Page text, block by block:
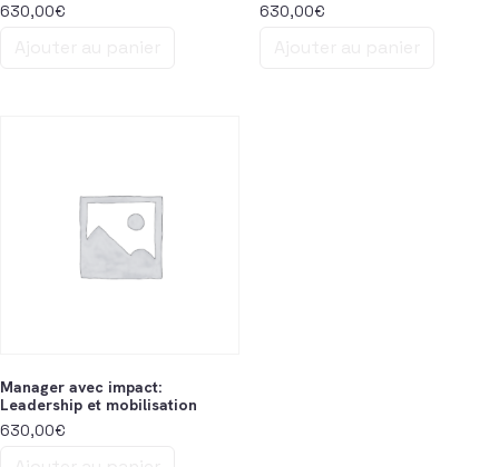
630,00€
630,00€
Manager avec impact:
Leadership et mobilisation
630,00€